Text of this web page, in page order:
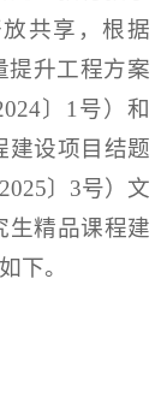
共享，根据
提升工程方案
〕1号）和
建设项目结题
〕3号）文
生精品课程建
下。